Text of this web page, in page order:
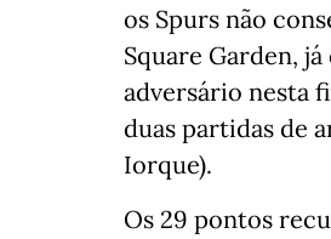
os Spurs não
Square Garden,
adversário nesta
duas partidas de
Iorque).
Os 29 pontos